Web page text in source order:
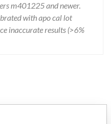
m401225 and newer.
with apo cal lot
inaccurate results (>6%